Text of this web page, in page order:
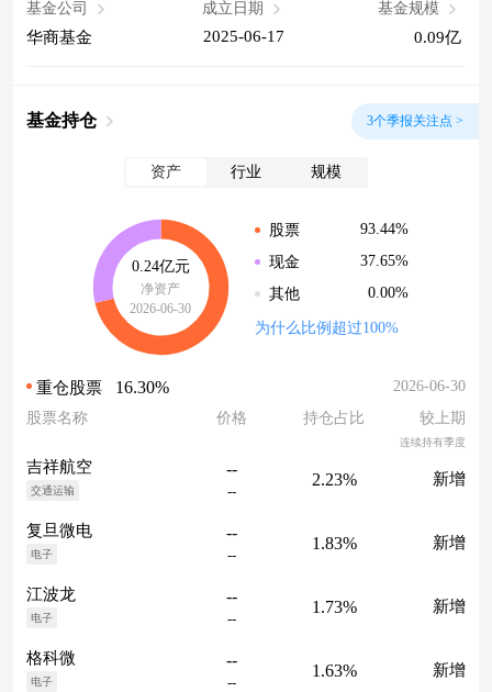
基金公司
华商基金
成立日期
2025-06-17
基金规模
0.09亿
基金持仓 3个季报关注点 >
资产 行业 规模
0.24亿元
净资产
2026-06-30
股票
93.44%
现金
37.65%
其他
0.00%
为什么比例超过100%
重仓股票 16.30%
2026-06-30
股票名称
价格 持仓占比 较上期
连续持有季度
吉祥航空
交通运输
--
--
2.23% 新增
复旦微电
电子
--
--
1.83% 新增
江波龙
电子
--
--
1.73% 新增
格科微
电子
--
--
1.63% 新增